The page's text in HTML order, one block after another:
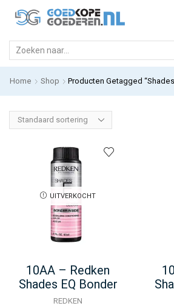
INPUT
Home Shop Producten Getagged
UITVERKOCHT
10AA – Redken
Shades EQ Bonder
Inside – 60ML
REDKEN